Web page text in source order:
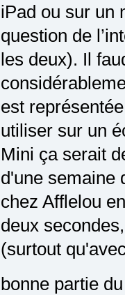
iPad ou sur un
question de
les deux). Il
est
utiliser sur un
Mini ça serait
d'une semaine
chez Afflelou
deux
(surtout
bonne partie